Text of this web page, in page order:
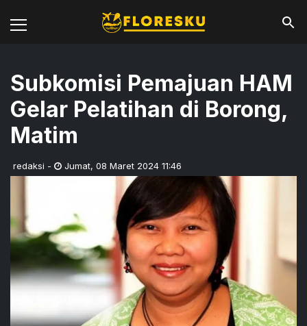
Subkomisi Pemajuan HAM
Gelar Pelatihan di Borong,
Matim
redaksi - Jumat, 08 Maret 2024 11:46